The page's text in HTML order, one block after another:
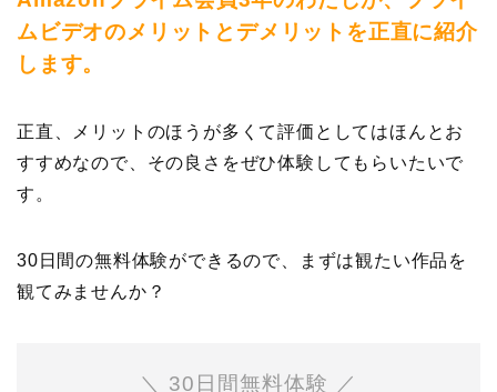
ムビデオのメリットとデメリットを正直に紹介
します。
正直、メリットのほうが多くて評価としてはほんとお
すすめなので、その良さをぜひ体験してもらいたいで
す。
30日間の無料体験ができるので、まずは観たい作品を
観てみませんか？
＼ 30日間無料体験 ／